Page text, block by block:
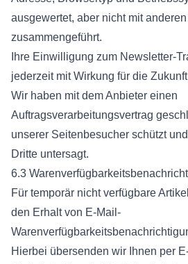
ausgewertet, aber nicht mit
zusammengeführt.
Ihre Einwilligung zum Newsletter-
jederzeit mit Wirkung für die
Wir haben mit dem Anbieter einen
Auftragsverarbeitungsvertrag
unserer Seitenbesucher schützt
Dritte untersagt.
6.3
Für temporär nicht verfügbare
den Erhalt von E-Mail-
Hierbei übersenden wir Ihnen per